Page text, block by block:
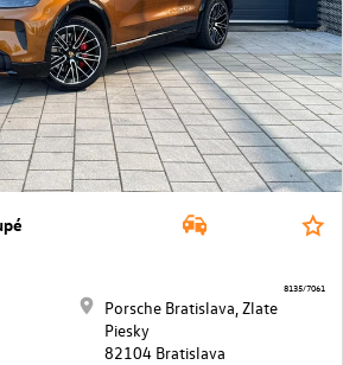
Porsche Bratislava, Zlate
Piesky
82104 Bratislava
8135/7061